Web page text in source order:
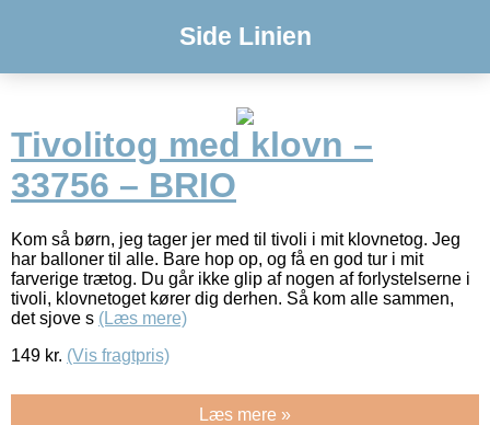
Side Linien
Tivolitog med klovn –
33756 – BRIO
Kom så børn, jeg tager jer med til tivoli i mit klovnetog. Jeg
har balloner til alle. Bare hop op, og få en god tur i mit
farverige trætog. Du går ikke glip af nogen af forlystelserne i
tivoli, klovnetoget kører dig derhen. Så kom alle sammen,
det sjove s (Læs mere)
149 kr. (Vis fragtpris)
Læs mere »